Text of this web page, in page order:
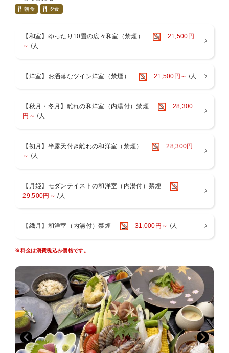
をお愉しみください。
元気の源、健康でおいしい和食をご準備いたします。
■■■■お食事について■■■■■■■■■■■■■■■■■■■
〇連泊の場合２泊目以降は料理長おまかせコースをご用意いたしま
す。
など）を
除いたミニ会席をご用意しております。
お子様ランチメニューへのご変更が可能です。
「食事あり」でご予約の幼児のお子様（未就学児）には、お子様ラ
でも入浴ＯＫ
入浴いただけます
緑の湯：陶器風呂（半露天風呂）
葵の湯：一枚岩をくり貫いたお風呂（半露天風呂）
杏の湯：御影石のジャグジー風呂（内風呂）
菫の湯：寝湯（内風呂）
紅の湯：広々露天風呂
～夢月のイチ押しポイント～
湯上がりには、生ビール・ジュース・コーヒーを無料でお楽しみいた
朝食 夕食
【和室】ゆったり10畳の広々和室（禁煙）
21,500円
～ /人
【洋室】お洒落なツイン洋室（禁煙） 21,500円～ /人
【秋月・冬月】離れの和洋室（内湯付）禁煙
28,300
円～ /人
【初月】半露天付き離れの和洋室（禁煙）
28,300円
～ /人
【月姫】モダンテイストの和洋室（内湯付）禁煙
29,500円～ /人
【繊月】和洋室（内湯付）禁煙 31,000円～ /人
※料金は消費税込み価格です。